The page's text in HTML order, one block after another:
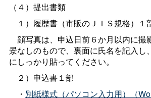
（４）提出書類
１）履歴書（市販のＪＩＳ規格）１
顔写真は、申込日前６か月以内に撮
景なしのもので、裏面に氏名を記入し
にしっかり貼ってください。
２）申込書１部
・ 別紙様式（パソコン入力用）（